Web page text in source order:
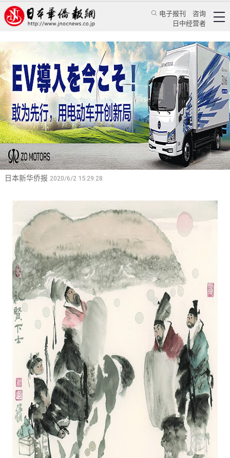
电子报刊
咨询
日中经营者
蒋谈廿四史（27）：孟尝君堪称“战国版”黑社会
人物
——读《史记》卷七十五《孟尝君列传》随笔
蒋丰 特辑 蒋谈历史
日本新华侨报 2020/6/2 15:29:28